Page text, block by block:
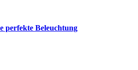
perfekte Beleuchtung